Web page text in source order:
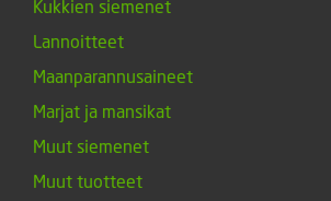
Kukkien siemenet
Lannoitteet
Maanparannusaineet
Marjat ja mansikat
Muut siemenet
Muut tuotteet